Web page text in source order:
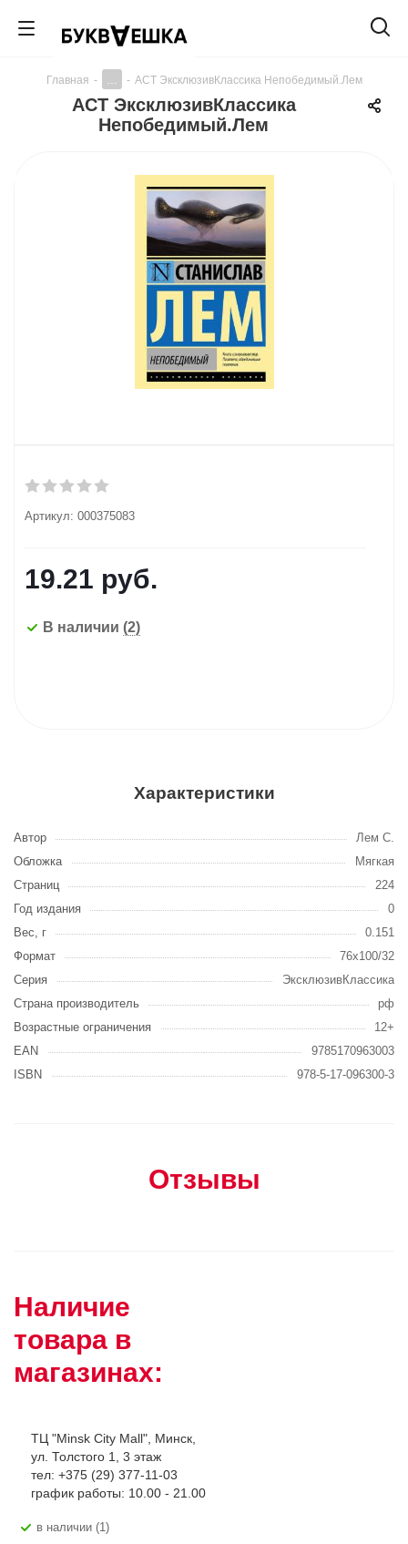
Главная - - АСТ ЭксклюзивКлассика Непобедимый.Лем
АСТ ЭксклюзивКлассика
Непобедимый.Лем
Артикул: 000375083
19.21 руб.
В наличии (2)
Характеристики
Автор
Лем С.
Обложка
Мягкая
Страниц
224
Год издания
0
Вес, г
0.151
Формат
76x100/32
Серия
ЭксклюзивКлассика
Страна производитель
рф
Возрастные ограничения
12+
EAN
9785170963003
ISBN
978-5-17-096300-3
Отзывы
Наличие
товара в
магазинах:
ТЦ "Minsk City Mall", Минск,
ул. Толстого 1, 3 этаж
тел: +375 (29) 377-11-03
график работы: 10.00 - 21.00
В наличии (1)